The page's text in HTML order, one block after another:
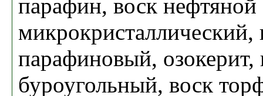
парафин, воск нефтяной
микрокристаллический,
парафиновый, озокерит,
буроугольный, воск